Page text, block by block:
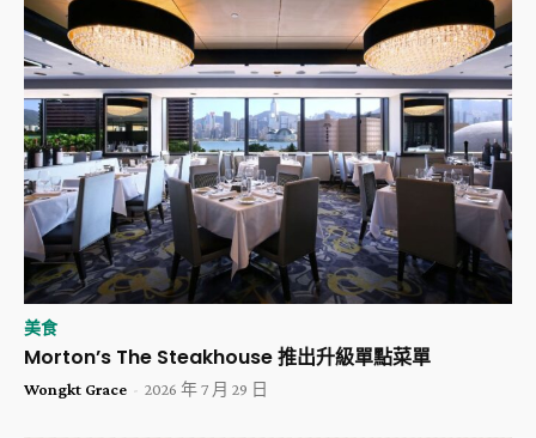
美食
Morton’s The Steakhouse 推出升級單點菜單
Wongkt Grace - 2026 年 7 月 29 日